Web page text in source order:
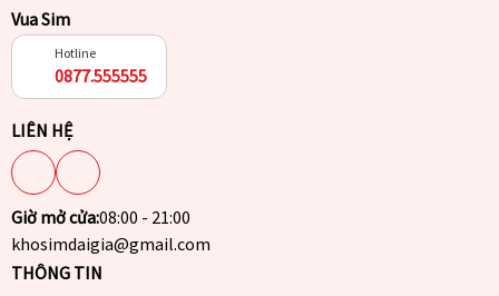
Vua Sim
Hotline
0877.555555
LIÊN HỆ
Giờ mở cửa:08:00 - 21:00
khosimdaigia@gmail.com
THÔNG TIN